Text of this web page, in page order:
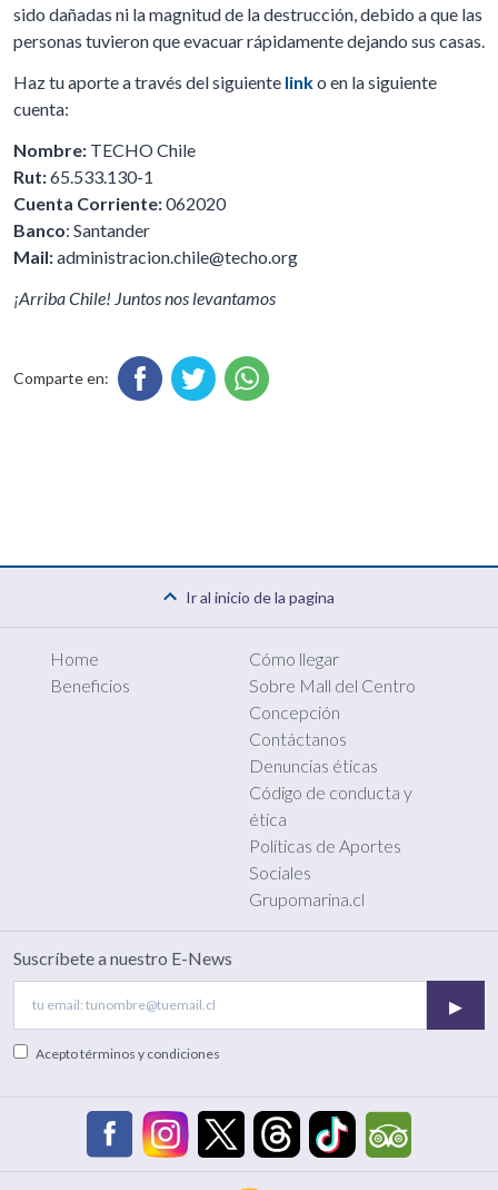
sido dañadas ni la magnitud de la destrucción, debido a que las
personas tuvieron que evacuar rápidamente dejando sus casas.
Haz tu aporte a través del siguiente linko en la siguiente
cuenta:
Nombre: TECHO Chile
Rut:65.533.130-1
Cuenta Corriente:062020
Banco: Santander
Mail:administracion.chile@techo.org
¡Arriba Chile! Juntos nos levantamos
Comparte en:
Ir al inicio de la pagina
Home
Beneficios
Cómo llegar
Sobre Mall del Centro
Concepción
Contáctanos
Denuncias éticas
Código de conducta y
ética
Políticas de Aportes
Sociales
Grupomarina.cl
Suscríbete a nuestro E-News
▸
Aceptotérminos y condiciones